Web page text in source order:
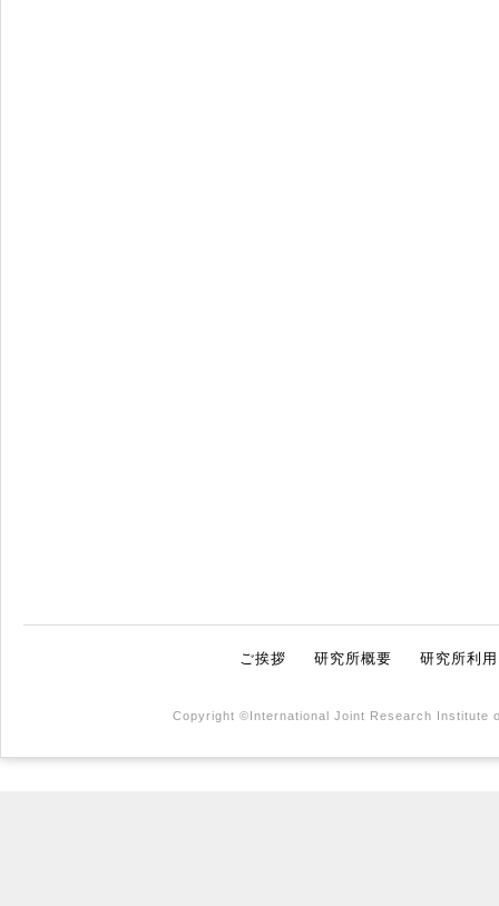
ご挨拶 研究所概要 研究所利
Copyright ©International Joint Research Institute